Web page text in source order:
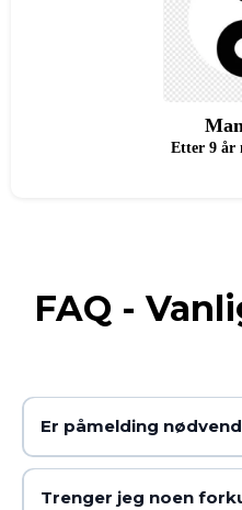
Etter 9 år
FAQ -
Er påmelding
Trenger jeg noen